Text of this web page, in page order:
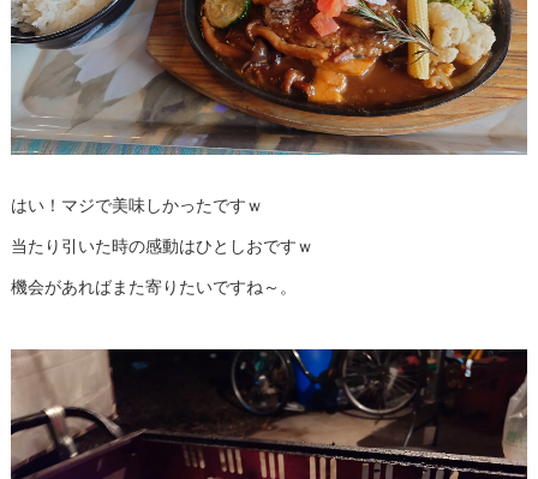
はい！マジで美味しかったですｗ
当たり引いた時の感動はひとしおですｗ
機会があればまた寄りたいですね～。